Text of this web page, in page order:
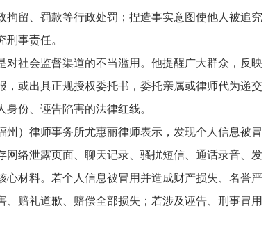
留、罚款等行政处罚；捏造事实意图使他人被追究
事责任。
社会监督渠道的不当滥用。他提醒广大群众，反映
或出具正规授权委托书，委托亲属或律师代为递交
份、诬告陷害的法律红线。
）律师事务所尤惠丽律师表示，发现个人信息被冒
络泄露页面、聊天记录、骚扰短信、通话录音、发
材料。若个人信息被冒用并造成财产损失、名誉严
赔礼道歉、赔偿全部损失；若涉及诬告、刑事冒用